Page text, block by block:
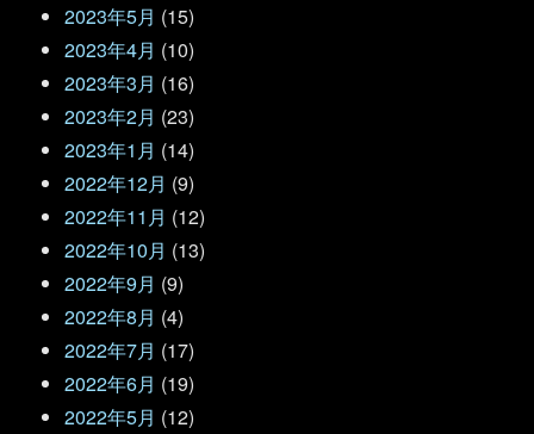
2023年5月 (15)
2023年4月 (10)
2023年3月 (16)
2023年2月 (23)
2023年1月 (14)
2022年12月 (9)
2022年11月 (12)
2022年10月 (13)
2022年9月 (9)
2022年8月 (4)
2022年7月 (17)
2022年6月 (19)
2022年5月 (12)